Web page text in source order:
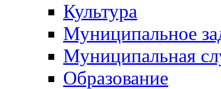
Культура
Муниципальное
Муниципальная
Образование